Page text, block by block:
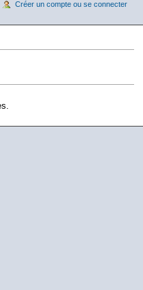
Créer un compte ou se connecter